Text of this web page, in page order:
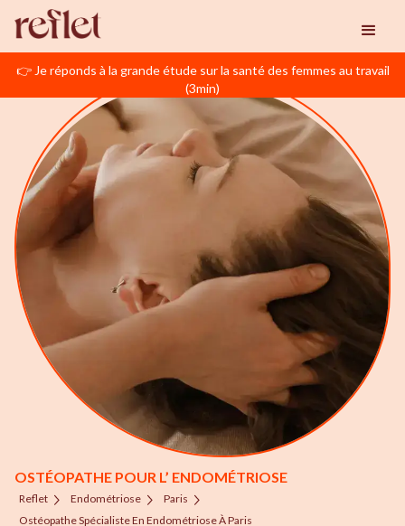
👉 Je réponds à la grande étude sur la santé des femmes au travail
(3min)
OSTÉOPATHE POUR L’ ENDOMÉTRIOSE
Reflet Endométriose
Paris
Ostéopathe Spécialiste En Endométriose À Paris